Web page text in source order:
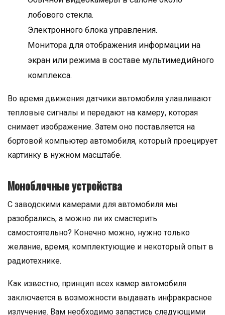
лобового стекла.
Электронного блока управления.
Монитора для отображения информации на
экран или режима в составе мультимедийного
комплекса.
Во время движения датчики автомобиля улавливают
тепловые сигналы и передают на камеру, которая
снимает изображение. Затем оно поставляется на
бортовой компьютер автомобиля, который проецирует
картинку в нужном масштабе.
Моноблочные устройства
С заводскими камерами для автомобиля мы
разобрались, а можно ли их смастерить
самостоятельно? Конечно можно, нужно только
желание, время, комплектующие и некоторый опыт в
радиотехнике.
Как известно, принцип всех камер автомобиля
заключается в возможности выдавать инфракрасное
излучение. Вам необходимо запастись следующими